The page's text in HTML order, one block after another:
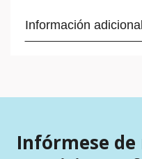
Información adicional
Infórmese